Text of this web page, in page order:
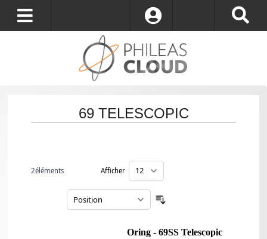
S’identifier
69 TELESCOPIC
2éléments Afficher
par page
Trier par
Oring - 69SS Telescopic